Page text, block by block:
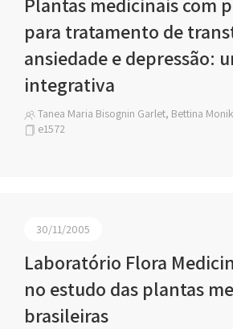
para tratamento de
ansiedade e depressão:
integrativa
Tanea Maria Bisognin Garlet, Bettina
e1572
30/11/2005
Laboratório Flora
no estudo das plantas
brasileiras